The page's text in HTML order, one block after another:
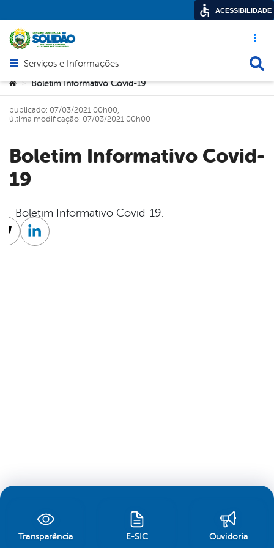
Acesso
Abrir menu principal de navegação
Serviços e Informações
Você está aqui:
> Boletim Informativo Covid-19
Boletim Informativo Covid-
19
publicado: 07/03/2021 00h00,
última modificação: 07/03/2021 00h00
Boletim Informativo Covid-19.
TwitterLinkedin
Transparência E-SIC Ouvidoria
ACESSIBILIDADE